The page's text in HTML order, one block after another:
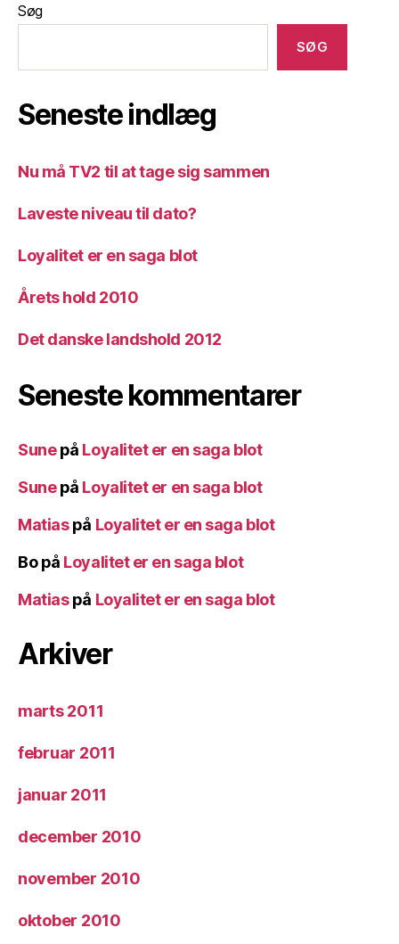
Søg
SØG
Seneste indlæg
Nu må TV2 til at tage sig sammen
Laveste niveau til dato?
Loyalitet er en saga blot
Årets hold 2010
Det danske landshold 2012
Seneste kommentarer
Sunepå Loyalitet er en saga blot
Sunepå Loyalitet er en saga blot
Matiaspå Loyalitet er en saga blot
Bopå Loyalitet er en saga blot
Matiaspå Loyalitet er en saga blot
Arkiver
marts 2011
februar 2011
januar 2011
december 2010
november 2010
oktober 2010